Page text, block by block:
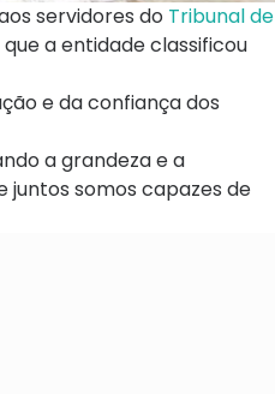
servidores do Tribunal de
a entidade classificou
e da confiança dos
a grandeza e a
juntos somos capazes de